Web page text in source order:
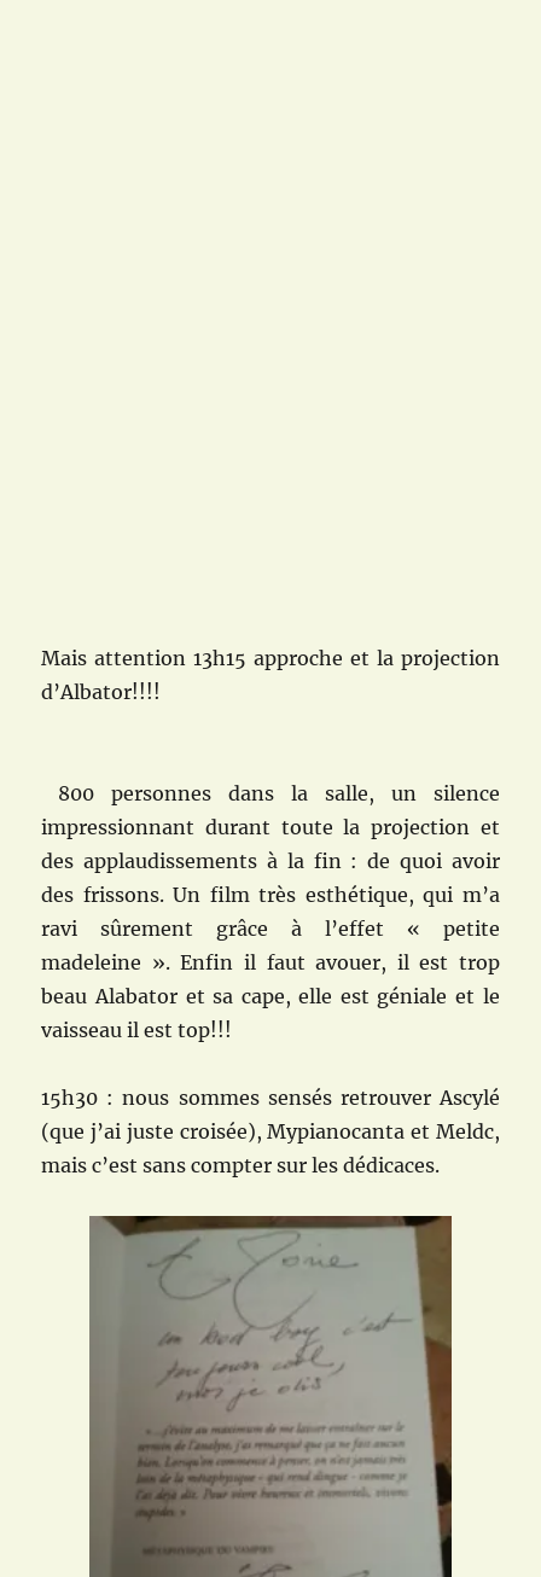
Mais attention 13h15 approche et la projection
d’Albator!!!!
800 personnes dans la salle, un silence
impressionnant durant toute la projection et
des applaudissements à la fin : de quoi avoir
des frissons. Un film très esthétique, qui m’a
ravi sûrement grâce à l’effet « petite
madeleine ». Enfin il faut avouer, il est trop
beau Alabator et sa cape, elle est géniale et le
vaisseau il est top!!!
15h30 : nous sommes sensés retrouver Ascylé
(que j’ai juste croisée), Mypianocanta et Meldc,
mais c’est sans compter sur les dédicaces.